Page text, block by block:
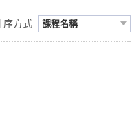
序方式 課程名稱